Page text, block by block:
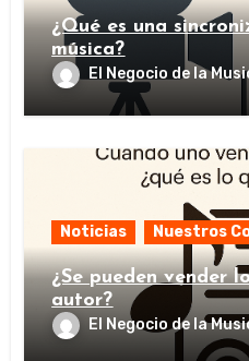
¿Qué es una
música?
El Negocio de la
Noticias Nuestros
¿Se pueden vender
autor?
El Negocio de la